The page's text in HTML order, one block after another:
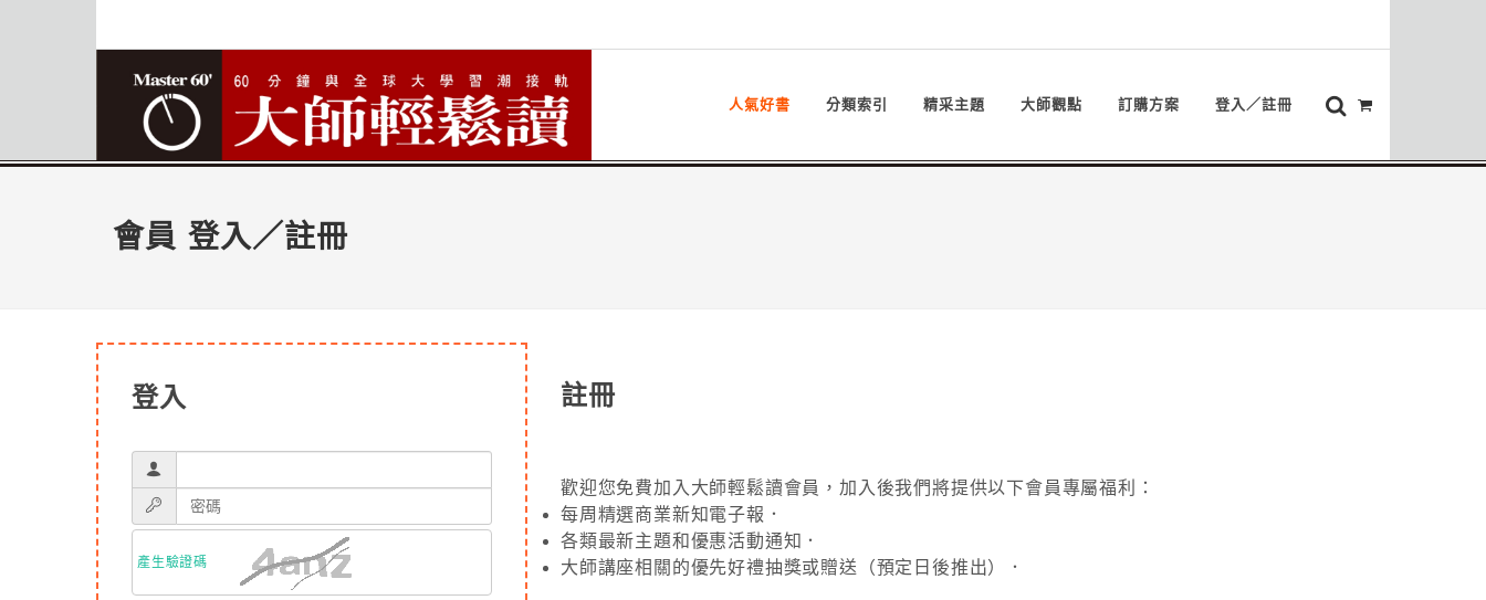
人氣好書 分類索引 精采主題 大師觀點 訂購方案 登入／註冊
會員 登入／註冊
登入
產生驗證碼
註冊
歡迎您免費加入大師輕鬆讀會員，加入後我們將提供以下會員專屬福利：
每周精選商業新知電子報．
各類最新主題和優惠活動通知．
大師講座相關的優先好禮抽獎或贈送（預定日後推出）．